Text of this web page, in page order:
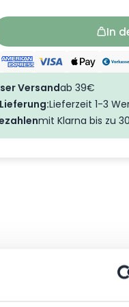
In
Versandab 39€
Lieferzeit 1-3
mit Klarna bis zu